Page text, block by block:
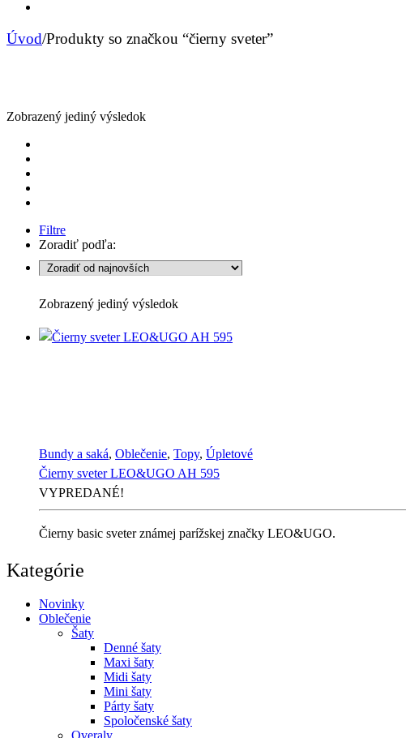
Úvod/Produkty so značkou “čierny sveter”
Zobrazený jediný výsledok
Filtre
Zoradiť podľa:
Zobrazený jediný výsledok
Bundy a saká, Oblečenie, Topy, Úpletové
Čierny sveter LEO&UGO AH 595
VYPREDANÉ!
Čierny basic sveter známej parížskej značky LEO&UGO.
Kategórie
Novinky
Oblečenie
Šaty
Denné šaty
Maxi šaty
Midi šaty
Mini šaty
Párty šaty
Spoločenské šaty